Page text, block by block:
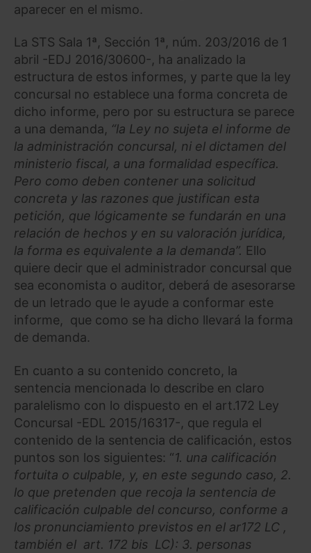
aparecer en el mismo.
La STS Sala 1ª, Sección 1ª, núm. 203/2016 de 1
abril -EDJ 2016/30600-, ha analizado la
estructura de estos informes, y parte que la ley
concursal no establece una forma concreta de
dicho informe, pero por su estructura se parece
a una demanda, “la Ley no sujeta el informe de
la administración concursal, ni el dictamen del
ministerio fiscal, a una formalidad específica.
Pero como deben contener una solicitud
concreta y las razones que justifican esta
petición, que lógicamente se fundarán en una
relación de hechos y en su valoración jurídica,
la forma es equivalente a la demanda”. Ello
quiere decir que el administrador concursal que
sea economista o auditor, deberá de asesorarse
de un letrado que le ayude a conformar este
informe, que como se ha dicho llevará la forma
de demanda.
En cuanto a su contenido concreto, la
sentencia mencionada lo describe en claro
paralelismo con lo dispuesto en el art.172 Ley
Concursal -EDL 2015/16317-, que regula el
contenido de la sentencia de calificación, estos
puntos son los siguientes: “1. una calificación
fortuita o culpable, y, en este segundo caso, 2.
lo que pretenden que recoja la sentencia de
calificación culpable del concurso, conforme a
los pronunciamiento previstos en el ar172 LC ,
también el art. 172 bis LC): 3. personas